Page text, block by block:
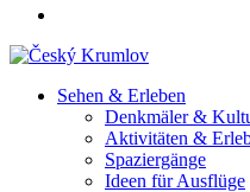
Sehen & Erleben
Denkmäler &
Aktivitäten &
Spaziergänge
Ideen für Ausflüge